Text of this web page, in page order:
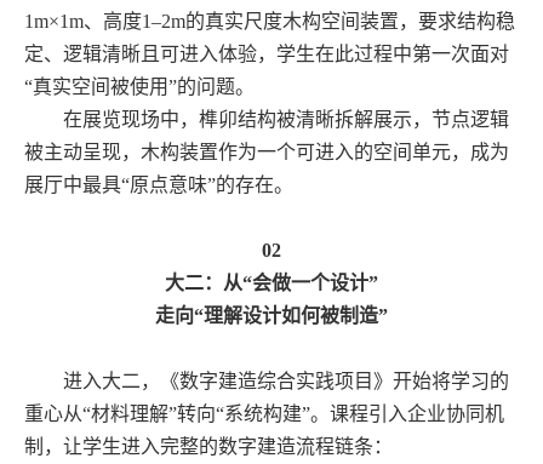
1m×1m、高度1–2m的真实尺度木构空间装置，要求结构稳
定、逻辑清晰且可进入体验，学生在此过程中第一次面对
“真实空间被使用”的问题。
在展览现场中，榫卯结构被清晰拆解展示，节点逻辑
被主动呈现，木构装置作为一个可进入的空间单元，成为
展厅中最具“原点意味”的存在。
02
大二：从“会做一个设计”
走向“理解设计如何被制造”
进入大二，《数字建造综合实践项目》开始将学习的
重心从“材料理解”转向“系统构建”。课程引入企业协同机
制，让学生进入完整的数字建造流程链条：